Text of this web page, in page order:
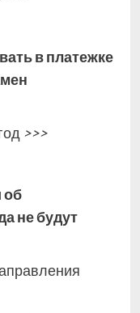
в платежке
>>>
об
не будут